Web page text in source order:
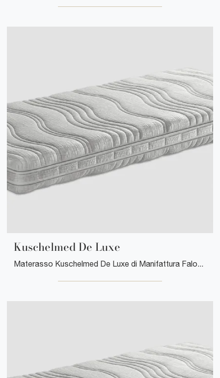
Kuschelmed De Luxe
Materasso Kuschelmed De Luxe di Manifattura Falomo: siamo specialisti del buon sonno! Scopri di più sui Materassi Soia singoli.